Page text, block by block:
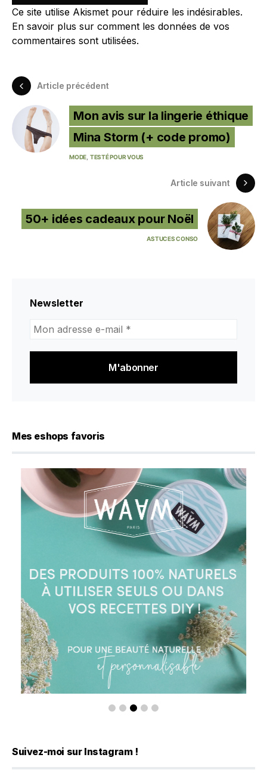
Ce site utilise Akismet pour réduire les indésirables.
En savoir plus sur comment les données de vos
commentaires sont utilisées.
Article précédent
Mon avis sur la lingerie éthique
Mina Storm (+ code promo)
MODE TESTÉ POUR VOUS
Article suivant
50+ idées cadeaux pour Noël
ASTUCES CONSO
Newsletter
adresse
mail
Mes eshops favoris
Suivez-moi sur Instagram !